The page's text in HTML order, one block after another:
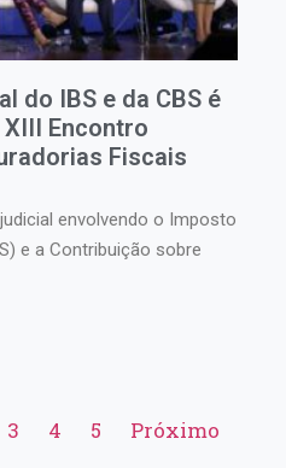
do IBS e da CBS é
Encontro
Fiscais
envolvendo o Imposto
e a Contribuição sobre
3 4 5 Próximo